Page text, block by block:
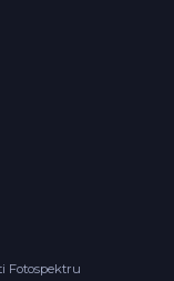
Fotospektru